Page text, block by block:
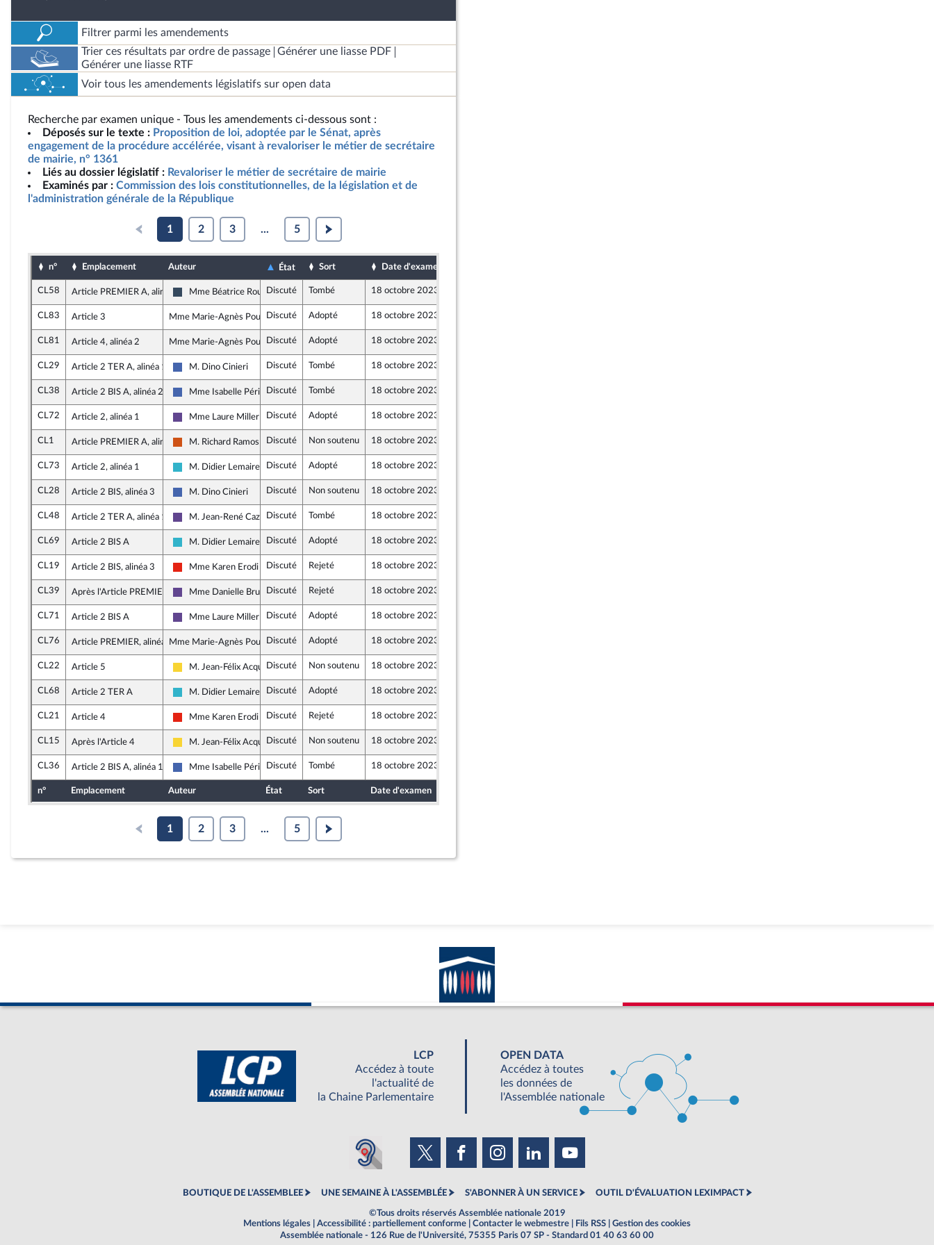
Filtrer parmi les amendements
Trier ces résultats par ordre de passage
Générer une liasse PDF
Générer une liasse RTF
Voir tous les amendements législatifs sur open data
Recherche par examen unique - Tous les amendements ci-dessous sont :
Déposés sur le texte : Proposition de loi, adoptée par le Sénat, après
engagement de la procédure accélérée, visant à revaloriser le métier de secrétaire
de mairie, n° 1361
Liés au dossier législatif : Revaloriser le métier de secrétaire de mairie
Examinés par : Commission des lois constitutionnelles, de la législation et de
l'administration générale de la République
1 2 3 ... 5
n° Emplacement Auteur État Sort Date d'examen
CL58 Article PREMIER A, alinéa 2
Rassemblement National
Mme Béatrice RoullaudDiscuté Tombé 18 octobre 2023
CL83 Article 3 Mme Marie-Agnès Poussier-Winsback, rapporteure
Discuté Adopté 18 octobre 2023
CL81 Article 4, alinéa 2 Mme Marie-Agnès Poussier-Winsback, rapporteure
Discuté Adopté 18 octobre 2023
CL29 Article 2 TER A, alinéa 1
Les Républicains
M. Dino Cinieri Discuté Tombé 18 octobre 2023
CL38 Article 2 BIS A, alinéa 2
Les Républicains
Mme Isabelle PérigaultDiscuté Tombé 18 octobre 2023
CL72 Article 2, alinéa 1
Renaissance
Mme Laure Miller Discuté Adopté 18 octobre 2023
CL1 Article PREMIER A, alinéa 2
Démocrate (MoDem et Indépendants)
M. Richard Ramos Discuté Non soutenu 18 octobre 2023
CL73 Article 2, alinéa 1
Horizons et apparentés
M. Didier Lemaire Discuté Adopté 18 octobre 2023
CL28 Article 2 BIS, alinéa 3
Les Républicains
M. Dino Cinieri Discuté Non soutenu 18 octobre 2023
CL48 Article 2 TER A, alinéa 1
Renaissance
M. Jean-René Cazeneuve
Discuté Tombé 18 octobre 2023
CL69 Article 2 BIS A
Horizons et apparentés
M. Didier Lemaire Discuté Adopté 18 octobre 2023
CL19 Article 2 BIS, alinéa 3
La France insoumise - Nouvelle Union Populaire écologique et sociale
Mme Karen Erodi Discuté Rejeté 18 octobre 2023
CL39 Après l'Article PREMIER A
Renaissance
Mme Danielle BruleboisDiscuté Rejeté 18 octobre 2023
CL71 Article 2 BIS A
Renaissance
Mme Laure Miller Discuté Adopté 18 octobre 2023
CL76 Article PREMIER, alinéa 1Mme Marie-Agnès Poussier-Winsback, rapporteure
Discuté Adopté 18 octobre 2023
CL22 Article 5
Libertés, Indépendants, Outre-mer et Territoires
M. Jean-Félix AcquavivaDiscuté Non soutenu 18 octobre 2023
CL68 Article 2 TER A
Horizons et apparentés
M. Didier Lemaire Discuté Adopté 18 octobre 2023
CL21 Article 4
La France insoumise - Nouvelle Union Populaire écologique et sociale
Mme Karen Erodi Discuté Rejeté 18 octobre 2023
CL15 Après l'Article 4
Libertés, Indépendants, Outre-mer et Territoires
M. Jean-Félix AcquavivaDiscuté Non soutenu 18 octobre 2023
CL36 Article 2 BIS A, alinéa 1
Les Républicains
Mme Isabelle PérigaultDiscuté Tombé 18 octobre 2023
n° Emplacement Auteur État Sort Date d'examen
1 2 3 ... 5
LCP
Accédez à toute
l'actualité de
la Chaine Parlementaire
OPEN DATA
Accédez à toutes
les données de
l'Assemblée nationale
BOUTIQUE DE L'ASSEMBLEE UNE SEMAINE À L'ASSEMBLÉE S'ABONNER À UN SERVICE OUTIL D'ÉVALUATION LEXIMPACT
©Tous droits réservés Assemblée nationale 2019
Mentions légales
Accessibilité : partiellement conforme Contacter le webmestre Fils RSS
Gestion des cookies
Assemblée nationale - 126 Rue de l'Université, 75355 Paris 07 SP - Standard 01 40 63 60 00